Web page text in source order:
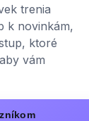
trenia
k novinkám,
ktoré
vám